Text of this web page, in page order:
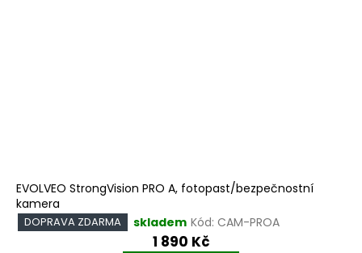
EVOLVEO StrongVision PRO A, fotopast/bezpečnostní
kamera
DOPRAVA ZDARMA skladem Kód: CAM-PROA
1 890 Kč